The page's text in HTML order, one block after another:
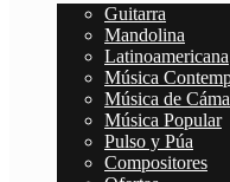
Guitarra
Mandolina
Latinoamericana
Música
Música de
Música Popular
Pulso y Púa
Compositores